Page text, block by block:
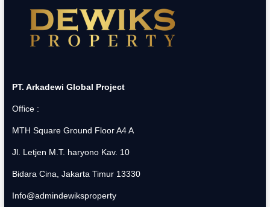
PT. Arkadewi Global Project
Office :
MTH Square Ground Floor A4 A
Jl. Letjen M.T. haryono Kav. 10
Bidara Cina, Jakarta Timur 13330
Info@admindewiksproperty